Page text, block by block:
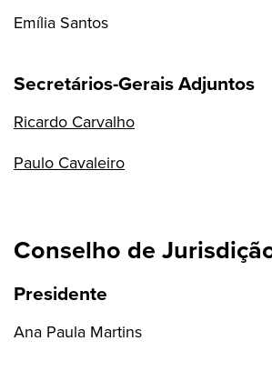
Emília Santos
Secretários-Gerais Adjuntos
Ricardo Carvalho
Paulo Cavaleiro
Conselho de
Presidente
Ana Paula Martins